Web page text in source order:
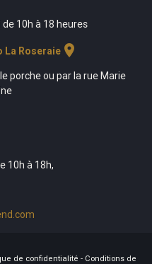
10h à 18 heures
La Roseraielocation_on
porche ou par la rue Marie
10h à 18h,
de confidentialité - Conditions de